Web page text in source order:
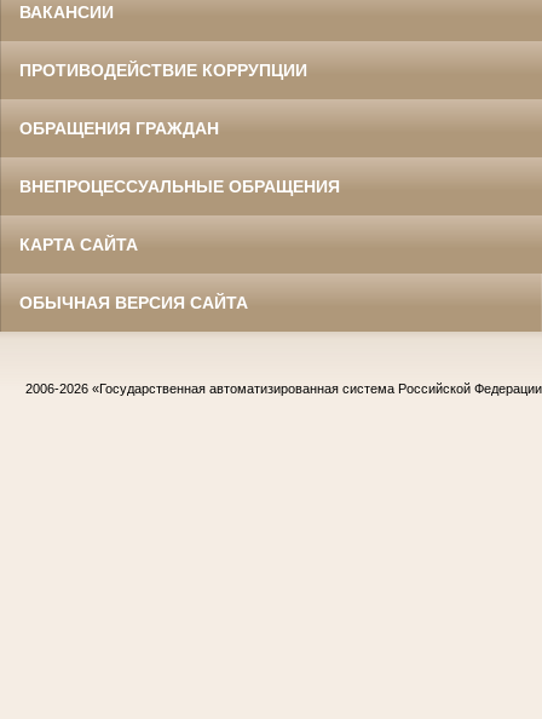
ВАКАНСИИ
ПРОТИВОДЕЙСТВИЕ КОРРУПЦИИ
ОБРАЩЕНИЯ ГРАЖДАН
ВНЕПРОЦЕССУАЛЬНЫЕ ОБРАЩЕНИЯ
КАРТА САЙТА
ОБЫЧНАЯ ВЕРСИЯ САЙТА
2006-2026 «Государственная автоматизированная система Российской